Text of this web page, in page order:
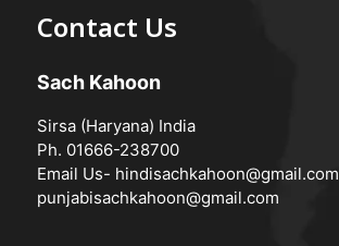
Contact Us
Sach Kahoon
Sirsa (Haryana) India
Ph. 01666-238700
Email Us- hindisachkahoon@gmail.com
punjabisachkahoon@gmail.com